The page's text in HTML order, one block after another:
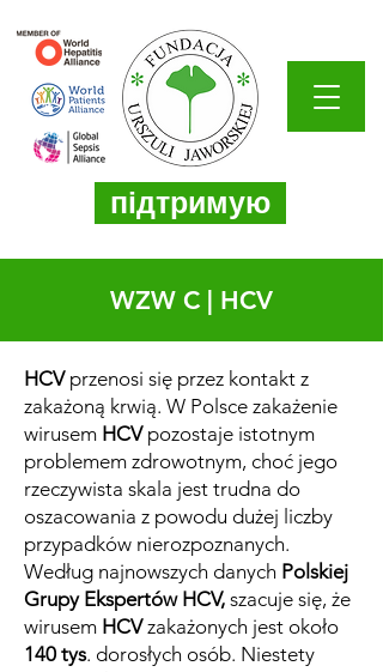
підтримую
WZW C | HCV
HCV przenosi się przez kontakt z
zakażoną krwią. W Polsce zakażenie
wirusem HCVpozostaje istotnym
problemem zdrowotnym, choć jego
rzeczywista skala jest trudna do
oszacowania z powodu dużej liczby
przypadków nierozpoznanych.
Według najnowszych danych Polskiej
Grupy Ekspertów HCV, szacuje się, że
wirusem HCVzakażonych jest około
140 tys. dorosłych osób. Niestety